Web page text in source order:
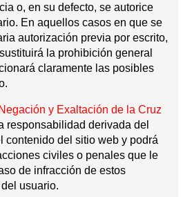
o, en su defecto, se autorice
En aquellos casos en que se
autorización previa por escrito,
la prohibición general
claramente las posibles
y Exaltación de la Cruz
responsabilidad derivada del
contenido del sitio web y podrá
civiles o penales que le
de infracción de estos
usuario.